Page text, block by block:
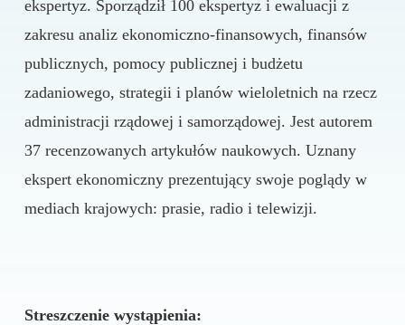
ekspertyz. Sporządził 100 ekspertyz i ewaluacji z
zakresu analiz ekonomiczno-finansowych, finansów
publicznych, pomocy publicznej i budżetu
zadaniowego, strategii i planów wieloletnich na rzecz
administracji rządowej i samorządowej. Jest autorem
37 recenzowanych artykułów naukowych. Uznany
ekspert ekonomiczny prezentujący swoje poglądy w
mediach krajowych: prasie, radio i telewizji.
Streszczenie wystąpienia: